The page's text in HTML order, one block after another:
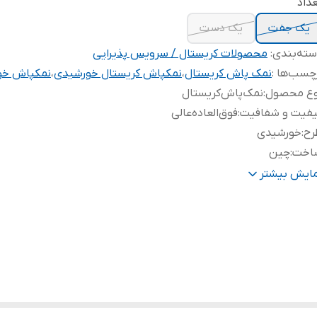
یک جفت
یک دست
: محصولات کریستال / سرویس پذیرایی
:نمک پاش کریستال،نمکپاش کریستال خورشیدی،نمکپاش
محصول:نمک‌پاش‌کریستال
و شفافیت:فوق‌العاده‌عالی
:خورشیدی
:چین
کریستال:۲۴% بیشتر